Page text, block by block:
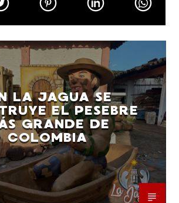
LA JAGUA SE
EL PESEBRE
GRANDE DE
COLOMBIA